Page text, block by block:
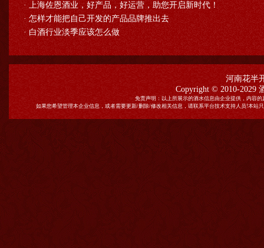
· 上海佐恩酒业，好产品，好运营，助您开启新时代！
· 怎样才能把自己开发的产品品牌推出去
· 白酒行业淡季应该怎么做
河南花半
Copyright © 2010-2029
免责声明：以上所展示的酒水信息由企业提供，内容
如果您希望管理本企业信息，或者需要更新/删除/修改相关信息，请联系平台技术支持人员!本